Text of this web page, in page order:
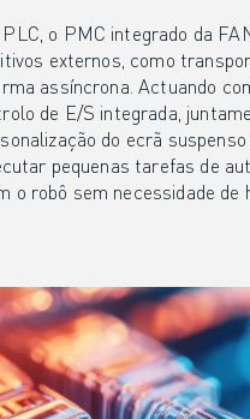
» MYFANUC
EDUCATIVO
TALENTOS
o PMC integrado da
externos, como
assíncrona. Actuando
de E/S integrada,
do ecrã
pequenas tarefas de
o robô sem necessidade de